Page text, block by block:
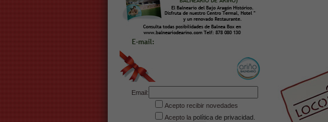
Email:
Acepto recibir novedades
Acepto la política de privacidad.